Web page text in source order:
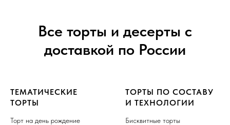
Все торты и десерты с
доставкой по России
ТЕМАТИЧЕСКИЕ
ТОРТЫ
Торт на день рождение
ТОРТЫ ПО СОСТАВУ
И ТЕХНОЛОГИИ
Бисквитные торты